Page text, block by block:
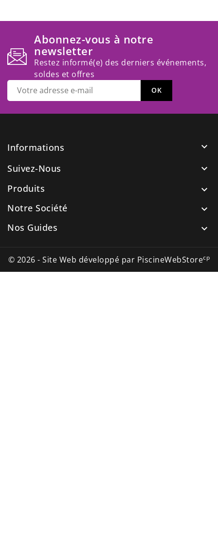
Abonnez-vous à notre
newsletter
Restez informé(e) des derniers événements,
soldes et offres
Informations

Suivez-Nous

Produits

Notre Société

Nos Guides

© 2026 - Site Web développé par PiscineWebStorecp